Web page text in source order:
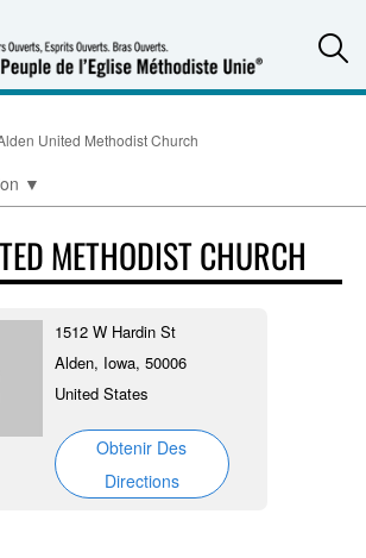
United Methodist Church
▼
METHODIST CHURCH
1512 W Hardin St
Alden, Iowa, 50006
United States
Obtenir Des
Directions